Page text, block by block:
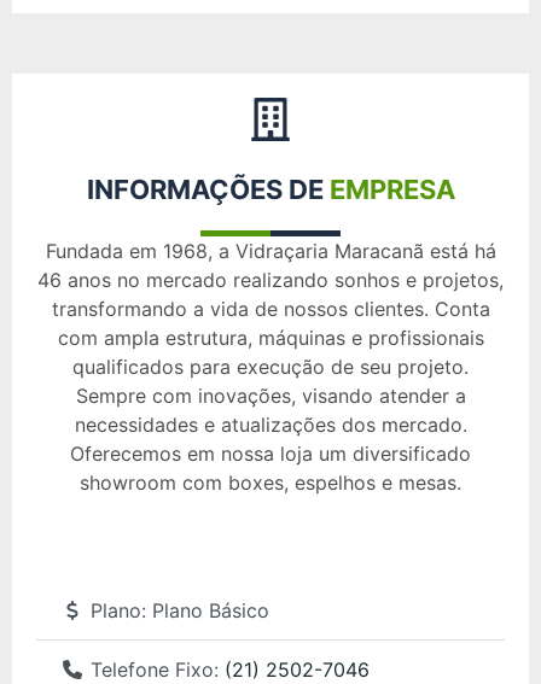
INFORMAÇÕES DE EMPRESA
Fundada em 1968, a Vidraçaria Maracanã está há
46 anos no mercado realizando sonhos e projetos,
transformando a vida de nossos clientes. Conta
com ampla estrutura, máquinas e profissionais
qualificados para execução de seu projeto.
Sempre com inovações, visando atender a
necessidades e atualizações dos mercado.
Oferecemos em nossa loja um diversificado
showroom com boxes, espelhos e mesas.
Plano: Plano Básico
Telefone Fixo: (21) 2502-7046